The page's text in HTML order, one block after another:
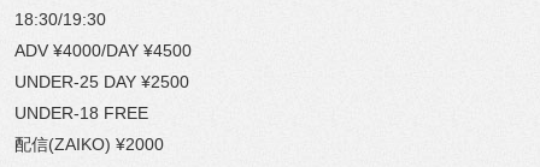
18:30/19:30
ADV ¥4000/DAY ¥4500
UNDER-25 DAY ¥2500
UNDER-18 FREE
配信(ZAIKO) ¥2000